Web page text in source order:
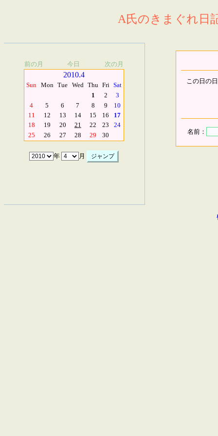
A氏のきまぐれ日
前の月 今日 次の月
2010.4
Sun Mon Tue Wed Thu Fri Sat
1
2
3
4
5 6 7 8 9
10
11
12 13 14 15 16
17
18
19 20 21 22 23
24
25
26 27 28 29 30
年 月
この日の
名前：